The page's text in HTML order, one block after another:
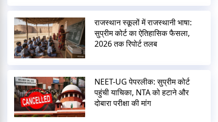
राजस्थान स्कूलों में राजस्थानी भाषा:
सुप्रीम कोर्ट का ऐतिहासिक फैसला,
2026 तक रिपोर्ट तलब
NEET-UG पेपरलीक: सुप्रीम कोर्ट
पहुंची याचिका, NTA को हटाने और
दोबारा परीक्षा की मांग